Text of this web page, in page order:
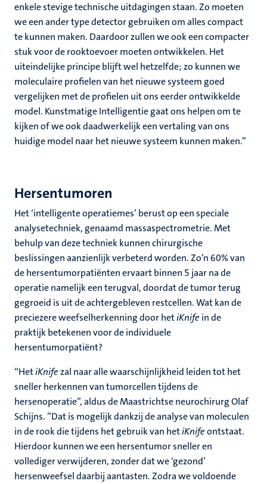
enkele stevige technische uitdagingen staan. Zo moeten
we een ander type detector gebruiken om alles compact
te kunnen maken. Daardoor zullen we ook een compacter
stuk voor de rooktoevoer moeten ontwikkelen. Het
uiteindelijke principe blijft wel hetzelfde; zo kunnen we
moleculaire profielen van het nieuwe systeem goed
vergelijken met de profielen uit ons eerder ontwikkelde
model. Kunstmatige Intelligentie gaat ons helpen om te
kijken of we ook daadwerkelijk een vertaling van ons
huidige model naar het nieuwe systeem kunnen maken.”
Hersentumoren
Het ‘intelligente operatiemes’ berust op een speciale
analysetechniek, genaamd massaspectrometrie. Met
behulp van deze techniek kunnen chirurgische
beslissingen aanzienlijk verbeterd worden. Zo’n 60% van
de hersentumorpatiënten ervaart binnen 5 jaar na de
operatie namelijk een terugval, doordat de tumor terug
gegroeid is uit de achtergebleven restcellen. Wat kan de
preciezere weefselherkenning door hetiKnifein de
praktijk betekenen voor de individuele
hersentumorpatiënt?
“HetiKnifezal naar alle waarschijnlijkheid leiden tot het
sneller herkennen van tumorcellen tijdens de
hersenoperatie”, aldus de Maastrichtse neurochirurg Olaf
Schijns. ”Dat is mogelijk dankzij de analyse van moleculen
in de rook die tijdens het gebruik van hetiKnifeontstaat.
Hierdoor kunnen we een hersentumor sneller en
vollediger verwijderen, zonder dat we ‘gezond’
hersenweefsel daarbij aantasten. Zodra we voldoende